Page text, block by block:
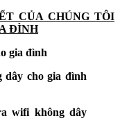
CỦA CHÚNG TÔI
ĐÌNH
gia đình
dây cho gia đình
wifi không dây